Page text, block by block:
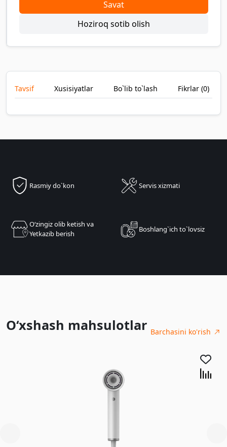
Savat
Hoziroq sotib olish
Tavsif Xusisiyatlar Bo`lib to`lash Fikrlar (0)
Rasmiy do`kon Servis xizmati
Oʻzingiz olib ketish va
Yetkazib berish
Boshlang`ich to`lovsiz
O‘xshash mahsulotlar Barchasini ko'rish